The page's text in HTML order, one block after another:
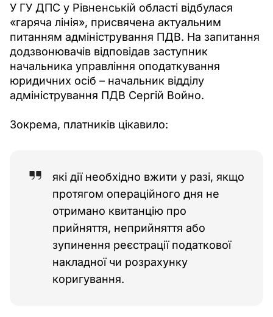
У ГУ ДПС у Рівненській області відбулася
«гаряча лінія», присвячена актуальним
питанням адміністрування ПДВ. На запитання
додзвонювачів відповідав заступник
начальника управління оподаткування
юридичних осіб – начальник відділу
адміністрування ПДВ Сергій Войно.
Зокрема, платників цікавило:
які дії необхідно вжити у разі, якщо
протягом операційного дня не
отримано квитанцію про
прийняття, неприйняття або
зупинення реєстрації податкової
накладної чи розрахунку
коригування.